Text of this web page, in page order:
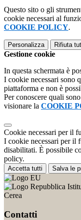
Questo sito o gli
cookie necessari al
COOKIE POLICY.
Personalizza Rifiuta
Gestione cookie
In questa schermata è
I cookie necessari sono
piattaforma e non è
Per conoscere quali
visionare la COOKIE
Cookie necessari per il
I cookie necessari per il
disabilitati. È possibile
policy.
Accetta tutti Salva le
Cerea
Contatti